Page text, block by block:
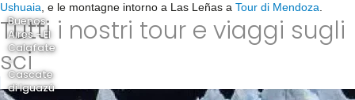
Ushuaia , e le montagne intorno a Las Leñas a Tour di Mendoza
Tutti i nostri tour e viaggi sugli
sci
Buenos
Aires - El
Calafate
-
Cascate
di Iguazú